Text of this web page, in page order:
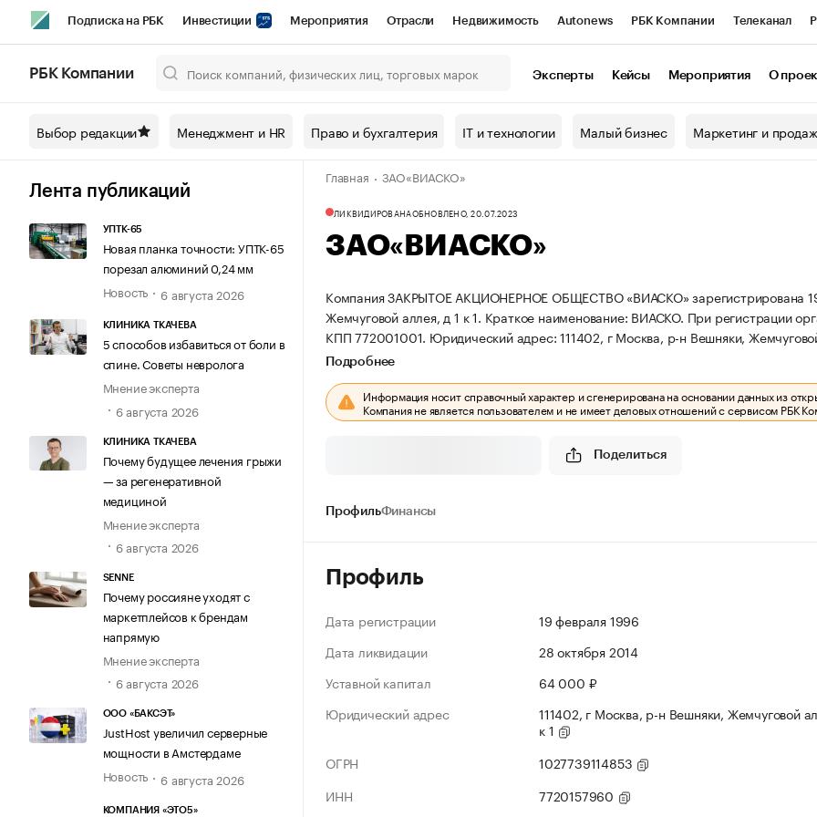
Подписка на РБК Инвестиции Мероприятия Отрасли Недвижимость Autonews РБК Компании Телеканал
Спецпроекты СПб Конференции СПб Спецпроекты Проверка контрагентов
Технологии и медиа Рынок наличной валюты
РБК Компании Эксперты Кейсы Мероприятия О
Выбор редакции Менеджмент и HR Право и бухгалтерия IT и технологии Малый бизнес Маркетинг и
Лента публикаций
УПТК-65
Новая планка точности: УПТК-65
порезал алюминий 0,24 мм
Новость
6 августа 2026
КЛИНИКА ТКАЧЕВА
5 способов избавиться от боли в
спине. Советы невролога
Мнение эксперта
6 августа 2026
КЛИНИКА ТКАЧЕВА
Почему будущее лечения грыжи
— за регенеративной
медициной
Мнение эксперта
6 августа 2026
SENNE
Почему россияне уходят с
маркетплейсов к брендам
напрямую
Мнение эксперта
6 августа 2026
ООО «БАКСЭТ»
JustHost увеличил серверные
мощности в Амстердаме
Новость
6 августа 2026
КОМПАНИЯ «ЭТО5»
Главная ЗАО«ВИАСКО»
ЛИКВИДИРОВАНАОБНОВЛЕНО, 20.07.2023
ЗАО«ВИАСКО»
Компания ЗАКРЫТОЕ АКЦИОНЕРНОЕ ОБЩЕСТВО «ВИАСКО» зарегистрирована
Жемчуговой аллея, д 1 к 1. Краткое наименование: ВИАСКО. При регистрации
КПП 772001001. Юридический адрес: 111402, г Москва, р-н Вешняки,
Подробнее
Информация носит справочный характер и сгенерирована на основании данных из
Компания не является пользователем и не имеет деловых отношений с сервисом РБК
Поделиться
ПрофильФинансы
Профиль
Дата регистрации
19 февраля 1996
Дата ликвидации
28 октября 2014
Уставной капитал
64 000 ₽
Юридический адрес
111402, г Москва, р-н Вешняки, Жемчуговой
к 1
ОГРН
1027739114853
ИНН
7720157960